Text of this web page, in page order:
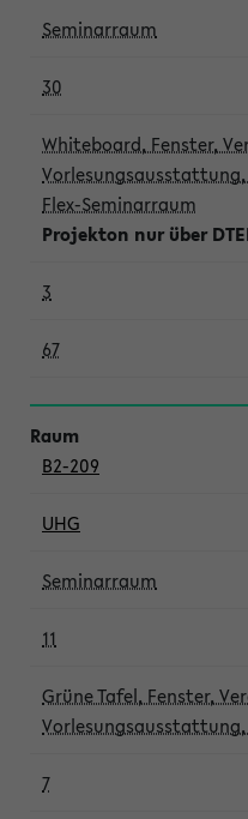
Seminarraum
30
Whiteboard, Fenster,
Vorlesungsausstattung,
Flex-Seminarraum
Projekton nur über
3
67
B2-209
UHG
Seminarraum
11
Grüne Tafel, Fenster,
Vorlesungsausstattung,
7